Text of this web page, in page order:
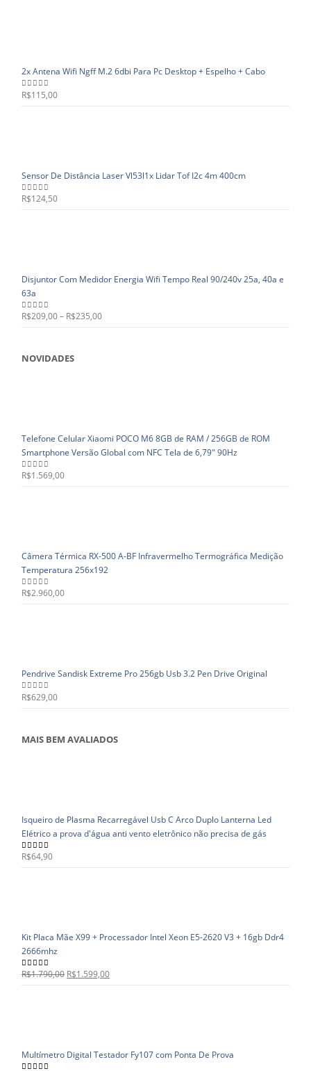
2x Antena Wifi Ngff M.2 6dbi Para Pc Desktop + Espelho + Cabo
0out of 5
R$115,00
Sensor De Distância Laser Vl53l1x Lidar Tof I2c 4m 400cm
0out of 5
R$124,50
Disjuntor Com Medidor Energia Wifi Tempo Real 90/240v 25a, 40a e
63a
0out of 5
R$209,00– R$235,00
NOVIDADES
Telefone Celular Xiaomi POCO M6 8GB de RAM / 256GB de ROM
Smartphone Versão Global com NFC Tela de 6,79" 90Hz
0out of 5
R$1.569,00
Câmera Térmica RX-500 A-BF Infravermelho Termográfica Medição
Temperatura 256x192
0out of 5
R$2.960,00
Pendrive Sandisk Extreme Pro 256gb Usb 3.2 Pen Drive Original
0out of 5
R$629,00
MAIS BEM AVALIADOS
Isqueiro de Plasma Recarregável Usb C Arco Duplo Lanterna Led
Elétrico a prova d'água anti vento eletrônico não precisa de gás
5.00out of 5
R$64,90
Kit Placa Mãe X99 + Processador Intel Xeon E5-2620 V3 + 16gb Ddr4
2666mhz
5.00out of 5
R$1.790,00 R$1.599,00
Multímetro Digital Testador Fy107 com Ponta De Prova